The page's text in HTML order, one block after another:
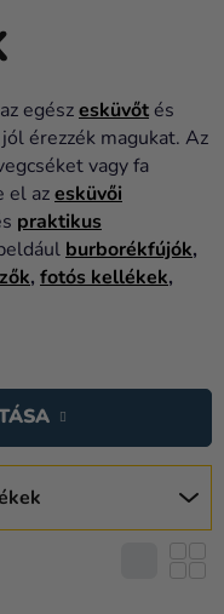
egészesküvőt és
érezzék magukat. Az
vagy fa
el azesküvői
praktikus
burborékfújók,
, fotós kellékek,